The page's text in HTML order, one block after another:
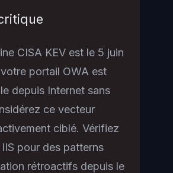
CISA KEV est le 5 juin
portail OWA est
depuis Internet sans
ce vecteur
ciblé. Vérifiez
pour des patterns
rétroactifs depuis le